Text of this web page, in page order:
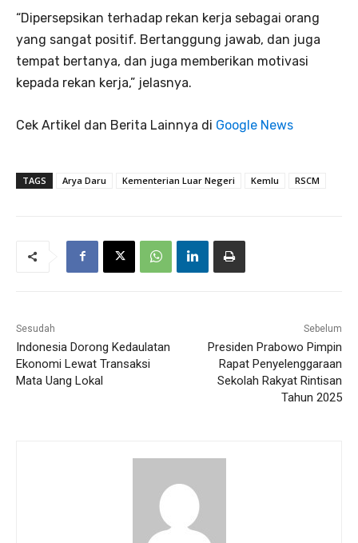
“Dipersepsikan terhadap rekan kerja sebagai orang
yang sangat positif. Bertanggung jawab, dan juga
tempat bertanya, dan juga memberikan motivasi
kepada rekan kerja,” jelasnya.
Cek Artikel dan Berita Lainnya di Google News
TAGS Arya Daru Kementerian Luar Negeri Kemlu RSCM
Sesudah
Indonesia Dorong Kedaulatan
Ekonomi Lewat Transaksi
Mata Uang Lokal
Sebelum
Presiden Prabowo Pimpin
Rapat Penyelenggaraan
Sekolah Rakyat Rintisan
Tahun 2025